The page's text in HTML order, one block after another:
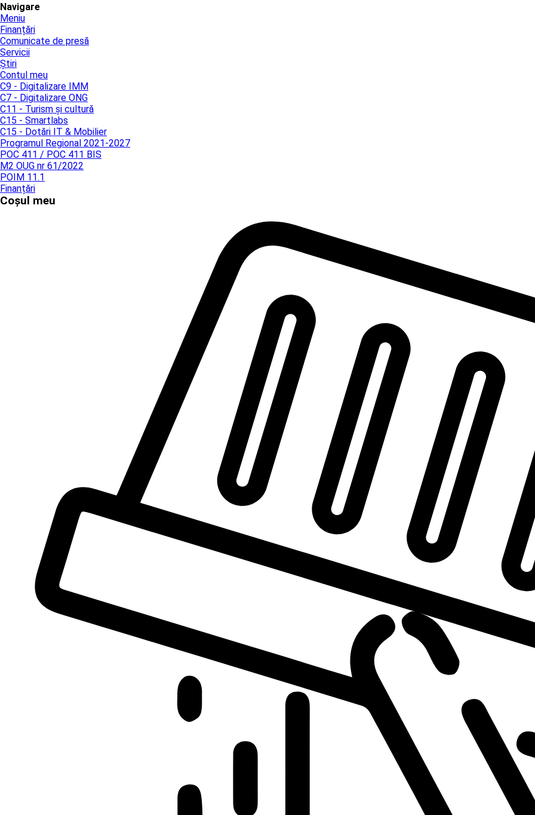
Navigare
Meniu
Finanțări
Comunicate de presă
Servicii
Știri
Contul meu
C9 - Digitalizare IMM
C7 - Digitalizare ONG
C11 - Turism și cultură
C15 - Smartlabs
C15 - Dotări IT & Mobilier
Programul Regional 2021-2027
POC 411 / POC 411 BIS
M2 OUG nr 61/2022
POIM 11.1
Finanțări
Coșul meu